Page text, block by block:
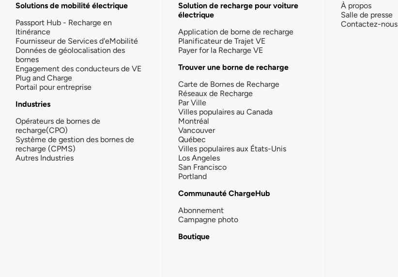
Solutions de mobilité électrique
Passport Hub - Recharge en
Itinérance
Fournisseur de Services d'eMobilité
Données de géolocalisation des
bornes
Engagement des conducteurs de VE
Plug and Charge
Portail pour entreprise
Industries
Opérateurs de bornes de
recharge(CPO)
Système de gestion des bornes de
recharge (CPMS)
Autres Industries
Solution de recharge pour voiture
électrique
Application de borne de recharge
Planificateur de Trajet VE
Payer for la Recharge VE
Trouver une borne de recharge
Carte de Bornes de Recharge
Réseaux de Recharge
Par Ville
Villes populaires au Canada
Montréal
Vancouver
Québec
Villes populaires aux États-Unis
Los Angeles
San Francisco
Portland
Communauté ChargeHub
Abonnement
Campagne photo
Boutique
À propos
Salle de presse
Contactez-nous